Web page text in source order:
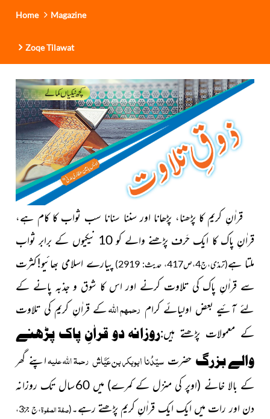
Home Magazine
Zoqe Tilawat
قراٰنِ کریم کا پڑھنا، پڑھانا اور سننا سنانا سب ثواب کا کام ہے،
قراٰنِ پاک کا ایک حَرف پڑھنے والے کو 10 نیکیوں کے برابر ثواب
ملتا ہے(ترمذی،ج4،ص417، حدیث: 2919)
پیارے اسلامی بھائیو!کثرت
سے قراٰنِ پاک کی تلاوت کرنے اور اس کا شوق و جذبہ پانے کے
لئے آئیے بعض اولیائے کرام رحمہم اللہکے قراٰنِ کریم کی تلاوت
کے معمولات پڑھتے ہیں:روزانہ دو قراٰنِ پاک پڑھنے
والے بزرگ حضرت سیّدُنا ابوبکر بن عَیَّاشرحمۃ اللہ علیہاپنے گھر
کے بالا خانے (اوپر کی منزل کے کمرے) میں 60سال تک روزانہ
دن اور رات میں ایک ایک قراٰنِ کریم پڑھتے رہے۔(صفۃ الصفوۃ ،ج جز3،